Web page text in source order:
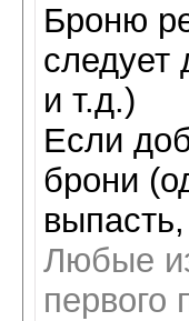
Броню
следует
и т.д.)
Если
брони
Любые